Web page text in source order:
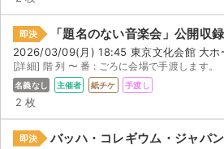
即決 「題名のない音楽会」公開収録
2026/03/09(月) 18:45 東京文化会館 大ホ
[詳細] 階 列 〜 番 : ごろに会場で手渡します。
名義なし 主催者 紙チケ 手渡し
2 枚
即決
バッハ・コレギウム・ジャパ